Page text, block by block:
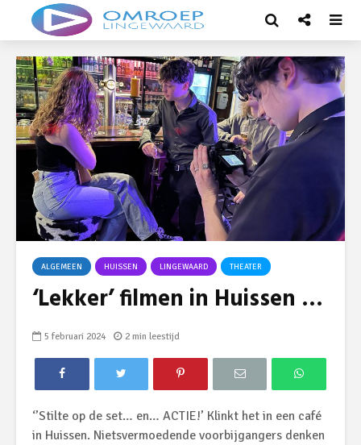
ALGEMEEN HUISSEN LINGEWAARD THEATER
‘Lekker’ filmen in Huissen …
5 februari 2024 2 min leestijd
‘’Stilte op de set… en… ACTIE!’ Klinkt het in een café
in Huissen. Nietsvermoedende voorbijgangers denken